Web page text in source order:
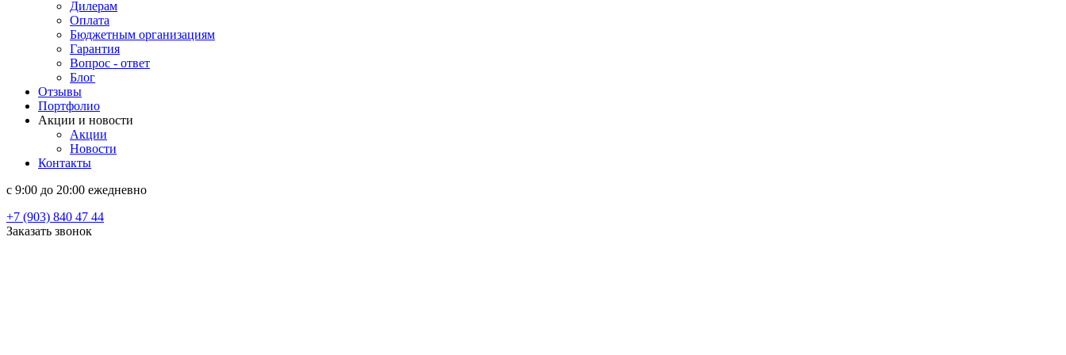
Дилерам
Оплата
Бюджетным организациям
Гарантия
Вопрос - ответ
Блог
Отзывы
Портфолио
Акции и новости
Акции
Новости
Контакты
c 9:00 до 20:00 ежедневно
+7 (903) 840 47 44
Заказать звонок